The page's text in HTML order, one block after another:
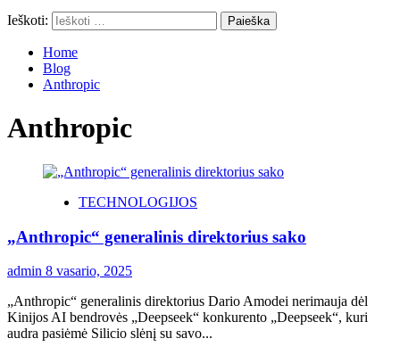
Ieškoti:
Home
Blog
Anthropic
Anthropic
TECHNOLOGIJOS
„Anthropic“ generalinis direktorius sako
admin 8 vasario, 2025
„Anthropic“ generalinis direktorius Dario Amodei nerimauja dėl
Kinijos AI bendrovės „Deepseek“ konkurento „Deepseek“, kuri
audra pasiėmė Silicio slėnį su savo...